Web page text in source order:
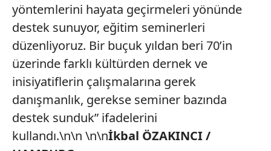
yöntemlerini hayata geçirmeleri yönünde
destek sunuyor, eğitim seminerleri
düzenliyoruz. Bir buçuk yıldan beri 70’in
üzerinde farklı kültürden dernek ve
inisiyatiflerin çalışmalarına gerek
danışmanlık, gerekse seminer bazında
destek sunduk” ifadelerini
kullandı.\n\n \n\nİkbal ÖZAKINCI /